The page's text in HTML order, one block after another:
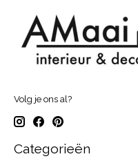
Volg je ons al?
Categorieën